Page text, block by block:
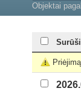
Objektai